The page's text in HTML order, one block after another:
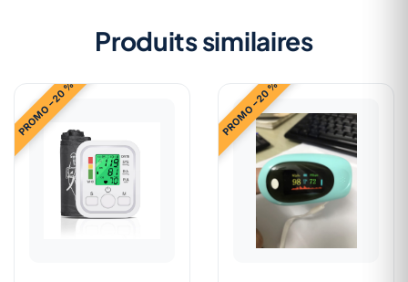
Produits similaires
PROMO −20 % PROMO −20 %